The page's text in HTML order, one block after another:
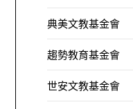
典美文教基金會
趨勢教育基金會
世安文教基金會